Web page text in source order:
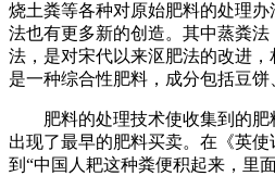
烧土粪等各种对原始肥料的处理
法也有更多新的创造。其中蒸粪
法，是对宋代以来沤肥法的改进，
是一种综合性肥料，成分包括豆饼
肥料的处理技术使收集到的肥
出现了最早的肥料买卖。在《英
到“中国人耙这种粪便积起来，里